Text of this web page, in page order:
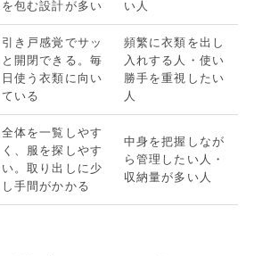
を包む設計が多い
い人
引き戸感覚でサッ
と開閉できる。毎
日使う衣類に向い
ている
頻繁に衣類を出し
入れする人・使い
勝手を重視したい
人
全体を一覧しやす
く、服を探しやす
い。取り出しに少
し手間がかかる
中身を把握しなが
ら管理したい人・
収納量が多い人